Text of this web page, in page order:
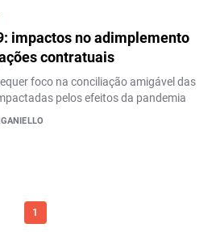
impactos no adimplemento
contratuais
foco na conciliação amigável das
pelos efeitos da pandemia
1